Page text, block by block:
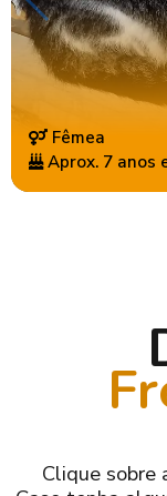
Fêmea
Aprox. 7 anos
Clique sobre